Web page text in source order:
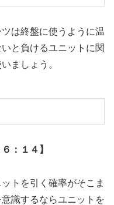
は終盤に使うように温
と負けるユニットに関
ましょう。
６：１４】
トを引く確率がそこま
識するならユニットを